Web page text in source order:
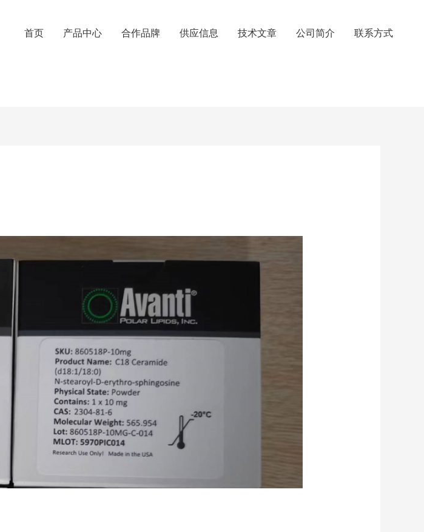
首页 产品中心 合作品牌 供应信息 技术文章 公司简介 联系方式